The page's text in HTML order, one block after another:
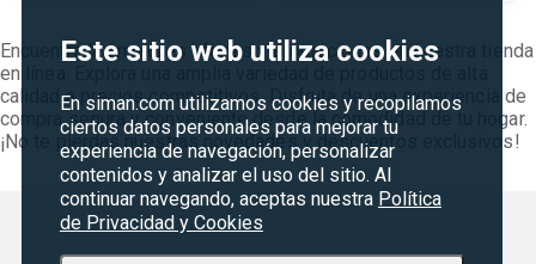
Este sitio web utiliza cookies
En siman.com utilizamos cookies y recopilamos
ciertos datos personales para mejorar tu
experiencia de navegación, personalizar
contenidos y analizar el uso del sitio. Al
continuar navegando, aceptas nuestra Política
de Privacidad y Cookies
Encuentra las mejores ofertas y promociones en nuestra tienda
en línea. Explora una amplia variedad de productos de alta
calidad a precios competitivos. Disfruta de una experiencia de
compra segura y conveniente desde la comodidad de tu hogar.
¡No te pierdas nuestras novedades y descuentos exclusivos!